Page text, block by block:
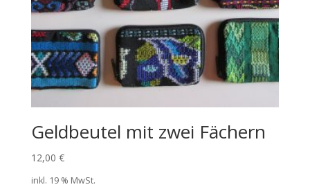
Geldbeutel mit zwei Fächern
12,00 €
inkl. 19 % MwSt.